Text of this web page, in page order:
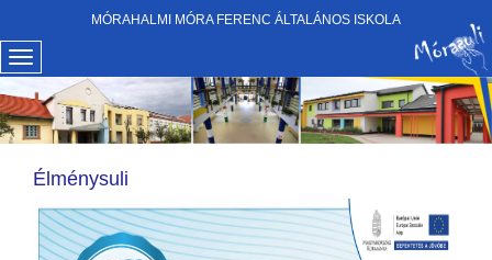
MÓRAHALMI MÓRA FERENC ÁLTALÁNOS ISKOLA
Élménysuli